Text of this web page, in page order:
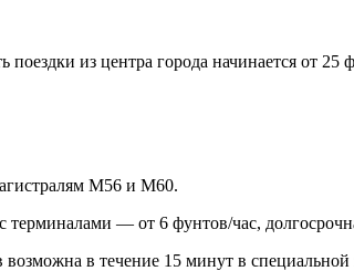
из центра города начинается от 25
M56 и M60.
терминалами — от 6 фунтов/час,
возможна в течение 15 минут в